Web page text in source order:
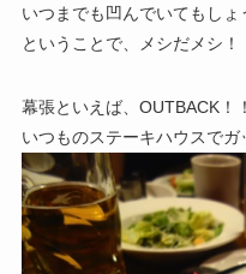
いつまでも凹んでいてもしょ
ということで、メシだメシ！
幕張といえば、OUTBACK！！
いつものステーキハウスでガ